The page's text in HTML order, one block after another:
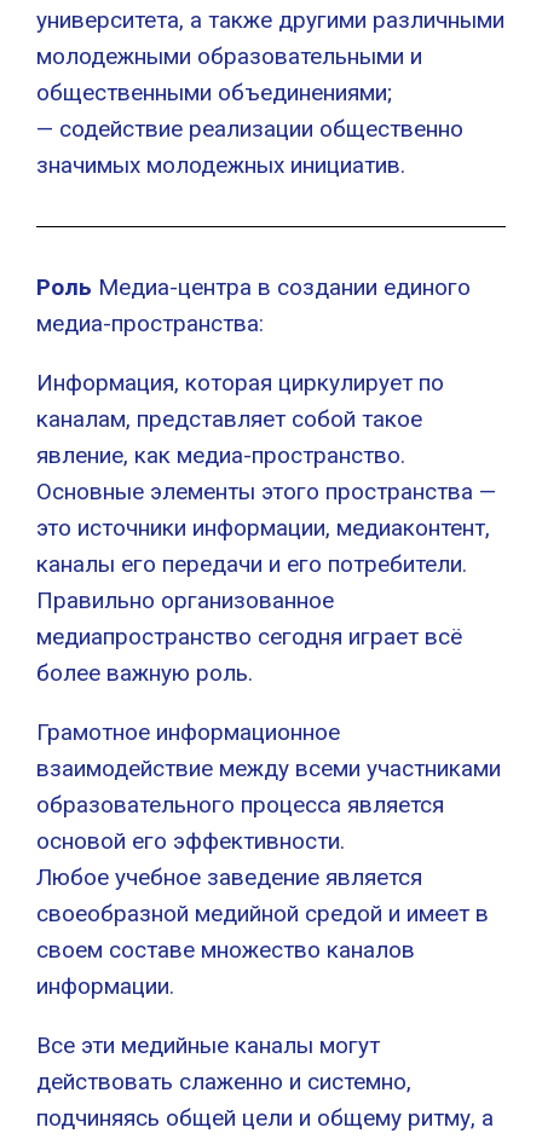
университета, а также другими различными
молодежными образовательными и
общественными объединениями;
— содействие реализации общественно
значимых молодежных инициатив.
Роль Медиа-центра в создании единого
медиа-пространства:
Информация, которая циркулирует по
каналам, представляет собой такое
явление, как медиа-пространство.
Основные элементы этого пространства —
это источники информации, медиаконтент,
каналы его передачи и его потребители.
Правильно организованное
медиапространство сегодня играет всё
более важную роль.
Грамотное информационное
взаимодействие между всеми участниками
образовательного процесса является
основой его эффективности.
Любое учебное заведение является
своеобразной медийной средой и имеет в
своем составе множество каналов
информации.
Все эти медийные каналы могут
действовать слаженно и системно,
подчиняясь общей цели и общему ритму, а